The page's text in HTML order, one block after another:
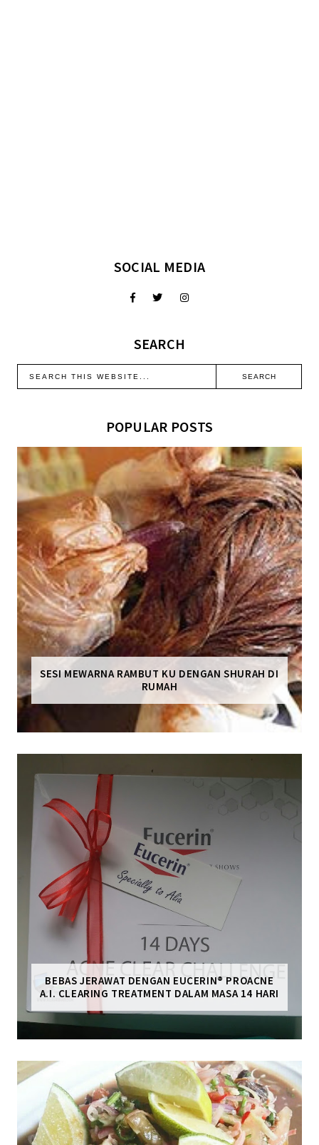
SOCIAL MEDIA
SEARCH
POPULAR POSTS
SESI MEWARNA RAMBUT KU DENGAN SHURAH DI
RUMAH
BEBAS JERAWAT DENGAN EUCERIN® PROACNE
A.I. CLEARING TREATMENT DALAM MASA 14 HARI